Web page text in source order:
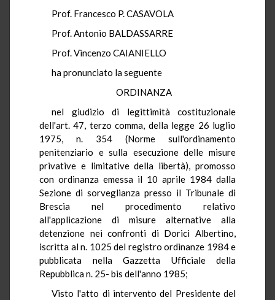
Prof. Francesco P. CASAVOLA
Prof. Antonio BALDASSARRE
Prof. Vincenzo CAIANIELLO
ha pronunciato la seguente
ORDINANZA
nel giudizio di legittimità costituzionale
dell'art. 47, terzo comma, della legge 26 luglio
1975, n. 354 (Norme sull'ordinamento
penitenziario e sulla esecuzione delle misure
privative e limitative della libertà), promosso
con ordinanza emessa il 10 aprile 1984 dalla
Sezione di sorveglianza presso il Tribunale di
Brescia nel procedimento relativo
all'applicazione di misure alternative alla
detenzione nei confronti di Dorici Albertino,
iscritta al n. 1025 del registro ordinanze 1984 e
pubblicata nella Gazzetta Ufficiale della
Repubblica n. 25- bis dell'anno 1985;
Visto l'atto di intervento del Presidente del